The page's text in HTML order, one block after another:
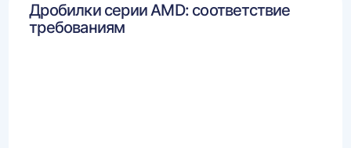
Дробилки серии AMD: соответствие
требованиям